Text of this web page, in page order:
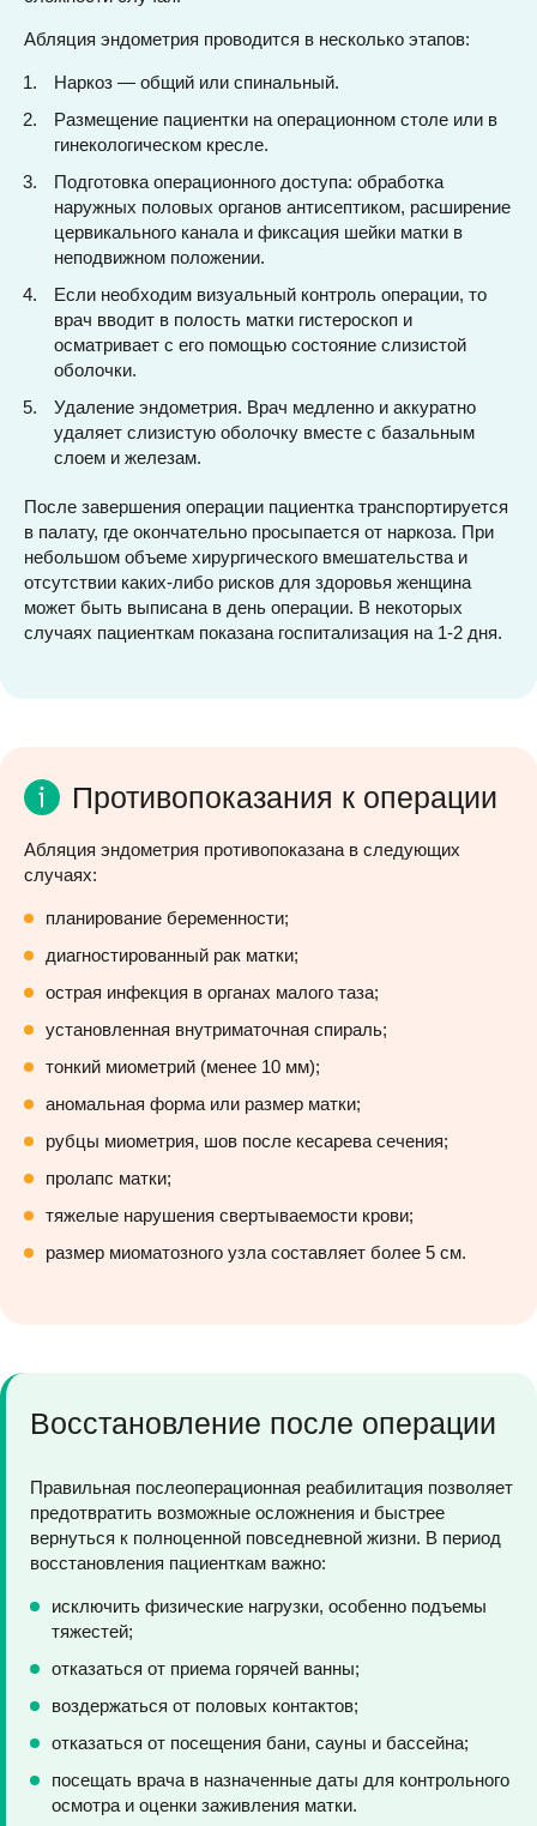
Абляция эндометрия проводится в несколько этапов:
Наркоз — общий или спинальный.
Размещение пациентки на операционном столе или в
гинекологическом кресле.
Подготовка операционного доступа: обработка
наружных половых органов антисептиком, расширение
цервикального канала и фиксация шейки матки в
неподвижном положении.
Если необходим визуальный контроль операции, то
врач вводит в полость матки гистероскоп и
осматривает с его помощью состояние слизистой
оболочки.
Удаление эндометрия. Врач медленно и аккуратно
удаляет слизистую оболочку вместе с базальным
слоем и железам.
После завершения операции пациентка транспортируется
в палату, где окончательно просыпается от наркоза. При
небольшом объеме хирургического вмешательства и
отсутствии каких-либо рисков для здоровья женщина
может быть выписана в день операции. В некоторых
случаях пациенткам показана госпитализация на 1-2 дня.
Противопоказания к операции
Абляция эндометрия противопоказана в следующих
случаях:
планирование беременности;
диагностированный рак матки;
острая инфекция в органах малого таза;
установленная внутриматочная спираль;
тонкий миометрий (менее 10 мм);
аномальная форма или размер матки;
рубцы миометрия, шов после кесарева сечения;
пролапс матки;
тяжелые нарушения свертываемости крови;
размер миоматозного узла составляет более 5 см.
Восстановление после операции
Правильная послеоперационная реабилитация позволяет
предотвратить возможные осложнения и быстрее
вернуться к полноценной повседневной жизни. В период
восстановления пациенткам важно:
исключить физические нагрузки, особенно подъемы
тяжестей;
отказаться от приема горячей ванны;
воздержаться от половых контактов;
отказаться от посещения бани, сауны и бассейна;
посещать врача в назначенные даты для контрольного
осмотра и оценки заживления матки.